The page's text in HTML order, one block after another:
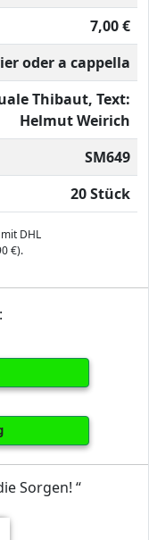
7,00 €
oder a cappella
Thibaut, Text:
Helmut Weirich
SM649
20 Stück
DHL
€).
Sorgen! “